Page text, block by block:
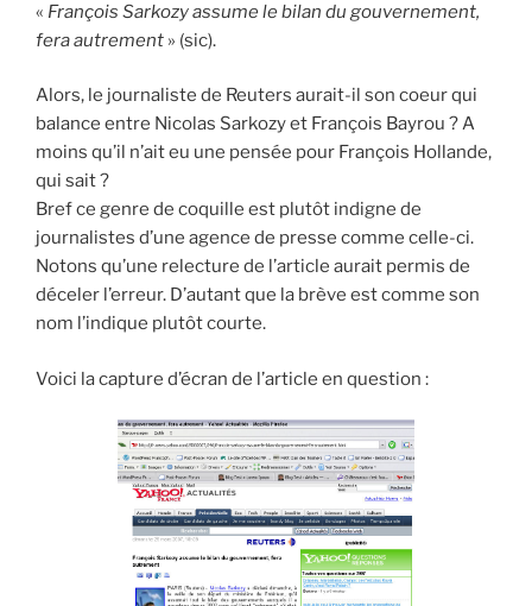
« François Sarkozy assume le bilan du gouvernement,
fera autrement » (sic).
Alors, le journaliste de Reuters aurait-il son coeur qui
balance entre Nicolas Sarkozy et François Bayrou ? A
moins qu’il n’ait eu une pensée pour François Hollande,
qui sait ?
Bref ce genre de coquille est plutôt indigne de
journalistes d’une agence de presse comme celle-ci.
Notons qu’une relecture de l’article aurait permis de
déceler l’erreur. D’autant que la brève est comme son
nom l’indique plutôt courte.
Voici la capture d’écran de l’article en question :